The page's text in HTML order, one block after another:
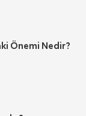
Önemi Nedir?